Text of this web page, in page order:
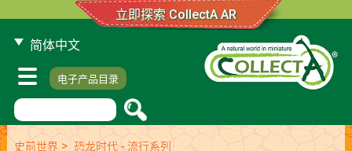
立即探索 CollectA AR
简体中文
电子产品目录
史前世界> 恐龙时代 - 流行系列